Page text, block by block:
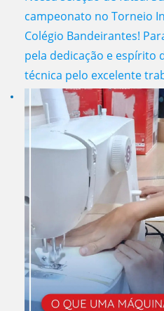
campeonato no Torneio
Colégio Bandeirantes!
pela dedicação e espírito
técnica pelo excelente